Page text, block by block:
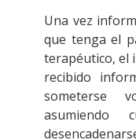
Una vez
que tenga el
terapéutico, el
recibido
someterse
asumiendo